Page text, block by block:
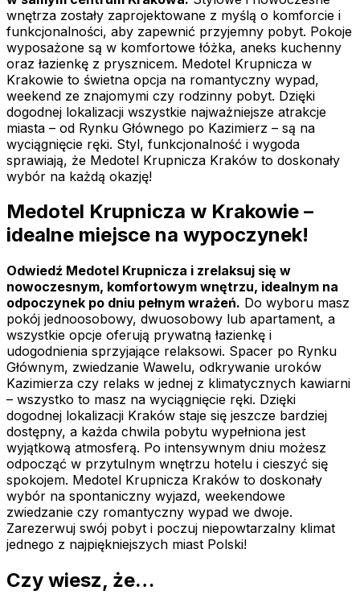
wnętrza zostały zaprojektowane z myślą o komforcie i
funkcjonalności, aby zapewnić przyjemny pobyt. Pokoje
wyposażone są w komfortowe łóżka, aneks kuchenny
oraz łazienkę z prysznicem. Medotel Krupnicza w
Krakowie to świetna opcja na romantyczny wypad,
weekend ze znajomymi czy rodzinny pobyt. Dzięki
dogodnej lokalizacji wszystkie najważniejsze atrakcje
miasta – od Rynku Głównego po Kazimierz – są na
wyciągnięcie ręki. Styl, funkcjonalność i wygoda
sprawiają, że Medotel Krupnicza Kraków to doskonały
wybór na każdą okazję!
Medotel Krupnicza w Krakowie –
idealne miejsce na wypoczynek!
Odwiedź Medotel Krupnicza i zrelaksuj się w
nowoczesnym, komfortowym wnętrzu, idealnym na
odpoczynek po dniu pełnym wrażeń. Do wyboru masz
pokój jednoosobowy, dwuosobowy lub apartament, a
wszystkie opcje oferują prywatną łazienkę i
udogodnienia sprzyjające relaksowi. Spacer po Rynku
Głównym, zwiedzanie Wawelu, odkrywanie uroków
Kazimierza czy relaks w jednej z klimatycznych kawiarni
– wszystko to masz na wyciągnięcie ręki. Dzięki
dogodnej lokalizacji Kraków staje się jeszcze bardziej
dostępny, a każda chwila pobytu wypełniona jest
wyjątkową atmosferą. Po intensywnym dniu możesz
odpocząć w przytulnym wnętrzu hotelu i cieszyć się
spokojem. Medotel Krupnicza Kraków to doskonały
wybór na spontaniczny wyjazd, weekendowe
zwiedzanie czy romantyczny wypad we dwoje.
Zarezerwuj swój pobyt i poczuj niepowtarzalny klimat
jednego z najpiękniejszych miast Polski!
Czy wiesz, że…